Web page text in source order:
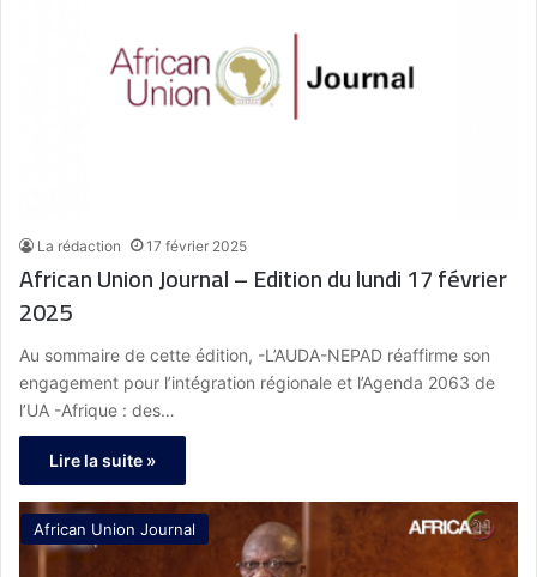
La rédaction 17 février 2025
African Union Journal – Edition du lundi 17 février
2025
Au sommaire de cette édition, -L’AUDA-NEPAD réaffirme son
engagement pour l’intégration régionale et l’Agenda 2063 de
l’UA -Afrique : des…
Lire la suite »
African Union Journal